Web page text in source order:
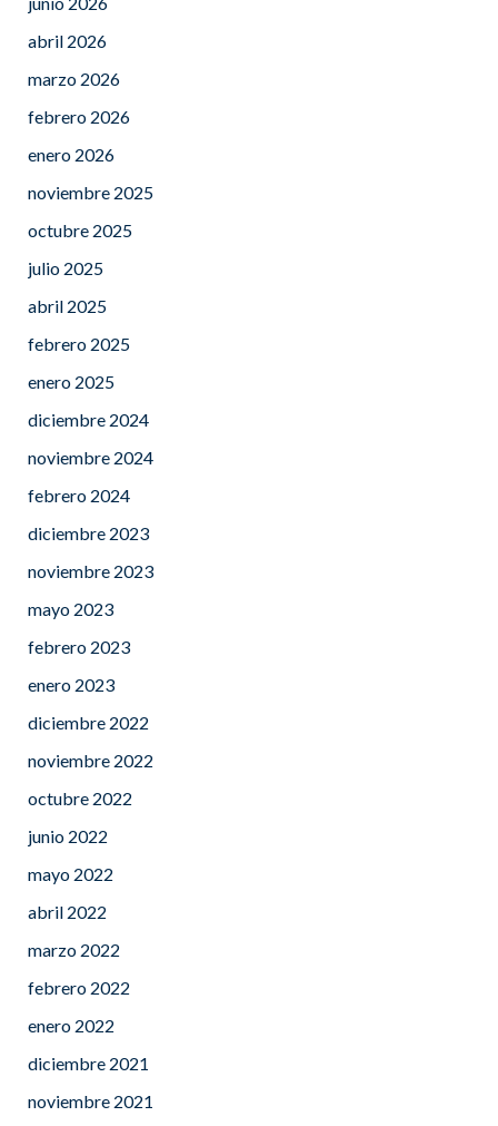
abril 2026
marzo 2026
febrero 2026
enero 2026
noviembre 2025
octubre 2025
julio 2025
abril 2025
febrero 2025
enero 2025
diciembre 2024
noviembre 2024
febrero 2024
diciembre 2023
noviembre 2023
mayo 2023
febrero 2023
enero 2023
diciembre 2022
noviembre 2022
octubre 2022
junio 2022
mayo 2022
abril 2022
marzo 2022
febrero 2022
enero 2022
diciembre 2021
noviembre 2021